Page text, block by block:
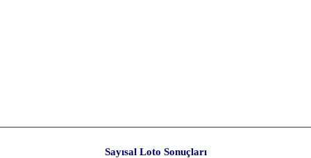
Sayısal Loto Sonuçları